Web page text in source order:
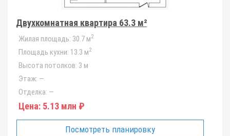
Двухкомнатная квартира 63.3 м²
Жилая площадь: 30.7 м2
Площадь кухни: 13.3 м2
Высота потолков: 3 м
Этаж: —
Отделка: —
Цена: 5.13 млн ₽
Посмотреть планировку